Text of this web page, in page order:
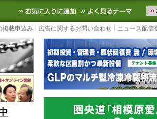
内外の最新の物流ニュースをお届けし
お気に入りに追加 よ
掲載申込み 広告に関するお問い合わせ ニュース配信